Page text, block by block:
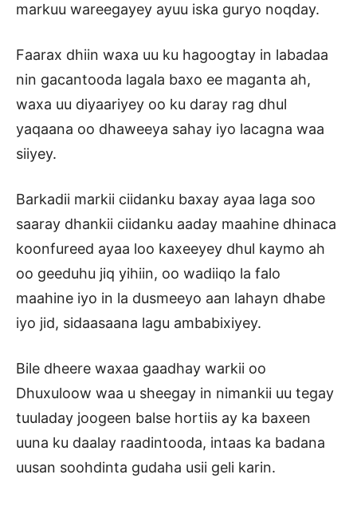
markuu wareegayey ayuu iska guryo noqday.
Faarax dhiin waxa uu ku hagoogtay in labadaa
nin gacantooda lagala baxo ee maganta ah,
waxa uu diyaariyey oo ku daray rag dhul
yaqaana oo dhaweeya sahay iyo lacagna waa
siiyey.
Barkadii markii ciidanku baxay ayaa laga soo
saaray dhankii ciidanku aaday maahine dhinaca
koonfureed ayaa loo kaxeeyey dhul kaymo ah
oo geeduhu jiq yihiin, oo wadiiqo la falo
maahine iyo in la dusmeeyo aan lahayn dhabe
iyo jid, sidaasaana lagu ambabixiyey.
Bile dheere waxaa gaadhay warkii oo
Dhuxuloow waa u sheegay in nimankii uu tegay
tuuladay joogeen balse hortiis ay ka baxeen
uuna ku daalay raadintooda, intaas ka badana
uusan soohdinta gudaha usii geli karin.